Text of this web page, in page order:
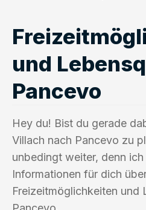
und
Pancevo
Hey du! Bist du gerade
Villach nach Pancevo zu
unbedingt weiter, denn
Informationen für dich
Freizeitmöglichkeiten und